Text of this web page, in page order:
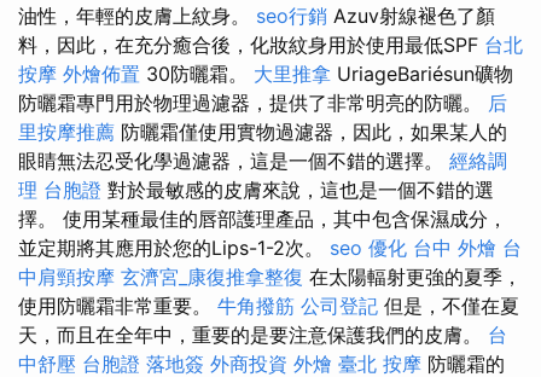
油性，年輕的皮膚上紋身。 seo行銷 Azuv射線褪色了顏
料，因此，在充分癒合後，化妝紋身用於使用最低SPF 台北
按摩 外燴佈置 30防曬霜。 大里推拿 UriageBariésun礦物
防曬霜專門用於物理過濾器，提供了非常明亮的防曬。 后
里按摩推薦 防曬霜僅使用實物過濾器，因此，如果某人的
眼睛無法忍受化學過濾器，這是一個不錯的選擇。 經絡調
理 台胞證 對於最敏感的皮膚來說，這也是一個不錯的選
擇。 使用某種最佳的唇部護理產品，其中包含保濕成分，
並定期將其應用於您的Lips-1-2次。 seo 優化 台中 外燴 台
中肩頸按摩 玄濟宮_康復推拿整復 在太陽輻射更強的夏季，
使用防曬霜非常重要。 牛角撥筋 公司登記 但是，不僅在夏
天，而且在全年中，重要的是要注意保護我們的皮膚。 台
中舒壓 台胞證 落地簽 外商投資 外燴 臺北 按摩 防曬霜的